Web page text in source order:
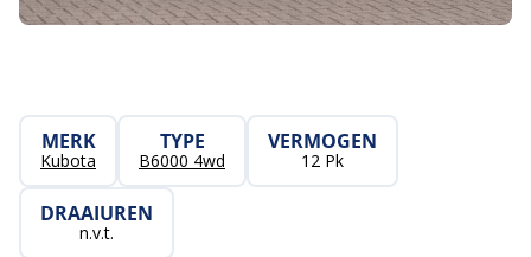
MERK
Kubota
TYPE
B6000 4wd
VERMOGEN
12 Pk
DRAAIUREN
n.v.t.